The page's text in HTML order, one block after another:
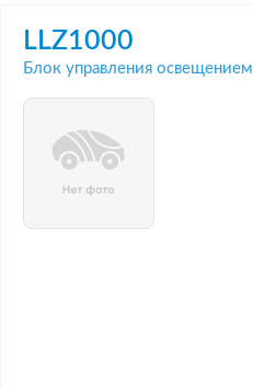
LLZ1000
Блок управления освещением